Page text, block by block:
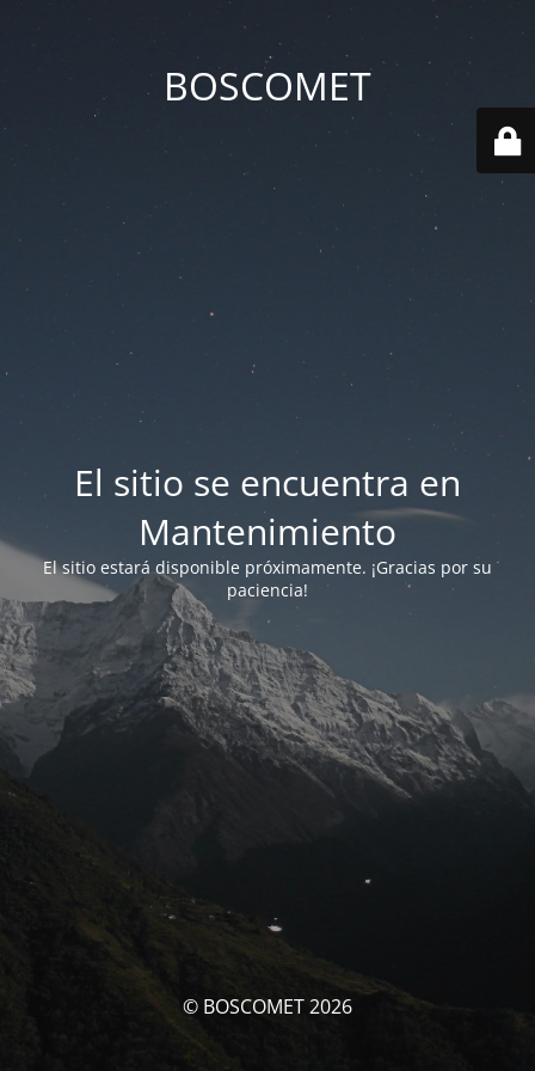
BOSCOMET
El sitio se encuentra en
Mantenimiento
El sitio estará disponible próximamente. ¡Gracias por su
paciencia!
© BOSCOMET 2026